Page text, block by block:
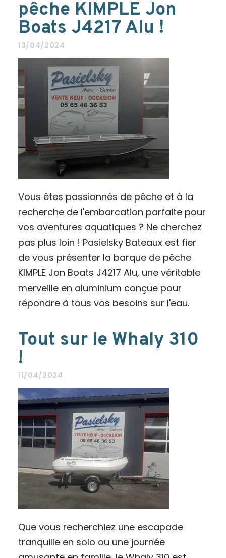
pêche KIMPLE Jon
Boats J4217 Alu !
13/04/2024
Vous êtes passionnés de pêche et à la
recherche de l'embarcation parfaite pour
vos aventures aquatiques ? Ne cherchez
pas plus loin ! Pasielsky Bateaux est fier
de vous présenter la barque de pêche
KIMPLE Jon Boats J4217 Alu, une véritable
merveille en aluminium conçue pour
répondre à tous vos besoins sur l'eau.
Tout sur le Whaly 310
!
11/04/2024
Que vous recherchiez une escapade
tranquille en solo ou une journée